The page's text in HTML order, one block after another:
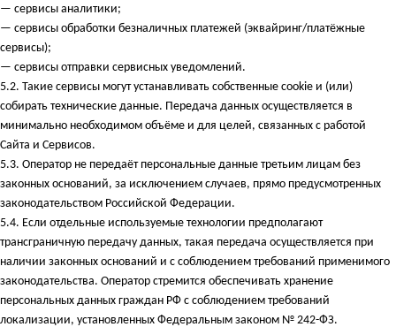
— сервисы аналитики;
— сервисы обработки безналичных платежей (эквайринг/платёжные
сервисы);
— сервисы отправки сервисных уведомлений.
5.2. Такие сервисы могут устанавливать собственные cookie и (или)
собирать технические данные. Передача данных осуществляется в
минимально необходимом объёме и для целей, связанных с работой
Сайта и Сервисов.
5.3. Оператор не передаёт персональные данные третьим лицам без
законных оснований, за исключением случаев, прямо предусмотренных
законодательством Российской Федерации.
5.4. Если отдельные используемые технологии предполагают
трансграничную передачу данных, такая передача осуществляется при
наличии законных оснований и с соблюдением требований применимого
законодательства. Оператор стремится обеспечивать хранение
персональных данных граждан РФ с соблюдением требований
локализации, установленных Федеральным законом № 242-ФЗ.